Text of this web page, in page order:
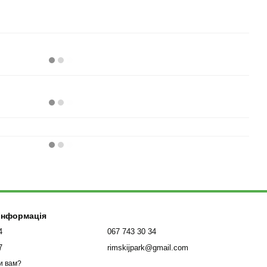
вам?
067 743 30 34
rimskijpark@gmail.com